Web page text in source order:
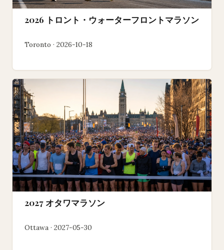
2026 トロント・ウォーターフロントマラソン
Toronto · 2026-10-18
2027 オタワマラソン
Ottawa · 2027-05-30